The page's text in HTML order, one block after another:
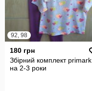
92, 98
180 грн
Збірний комплект primark
на 2-3 роки